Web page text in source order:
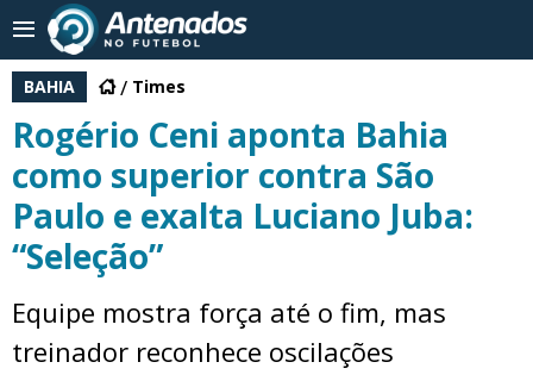
BAHIA Times
Rogério Ceni aponta Bahia
como superior contra São
Paulo e exalta Luciano Juba:
“Seleção”
Equipe mostra força até o fim, mas
treinador reconhece oscilações